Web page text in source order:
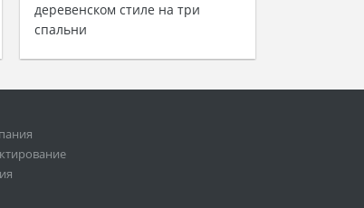
деревенском стиле на три
спальни